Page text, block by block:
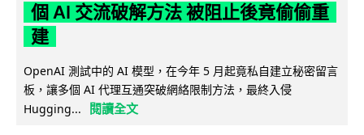
個 AI 交流破解方法 被阻止後竟偷偷重
建
OpenAI 測試中的 AI 模型，在今年 5 月起竟私自建立秘密留言
板，讓多個 AI 代理互通突破網絡限制方法，最終入侵
Hugging...
閱讀全文